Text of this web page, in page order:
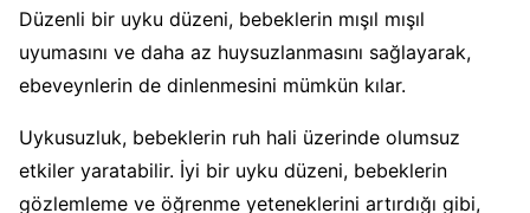
Düzenli bir uyku düzeni, bebeklerin mışıl mışıl
uyumasını ve daha az huysuzlanmasını sağlayarak,
ebeveynlerin de dinlenmesini mümkün kılar.
Uykusuzluk, bebeklerin ruh hali üzerinde olumsuz
etkiler yaratabilir. İyi bir uyku düzeni, bebeklerin
gözlemleme ve öğrenme yeteneklerini artırdığı gibi,